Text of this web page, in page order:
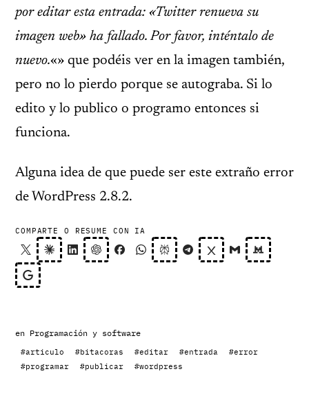
por editar esta entrada: «Twitter renueva su
imagen web» ha fallado. Por favor, inténtalo de
nuevo.«» que podéis ver en la imagen también,
pero no lo pierdo porque se autograba. Si lo
edito y lo publico o programo entonces si
funciona.
Alguna idea de que puede ser este extraño error
de WordPress 2.8.2.
COMPARTE O RESUME CON IA
en Programación y software
#articulo #bitacoras #editar #entrada
#error
#programar
#publicar #wordpress